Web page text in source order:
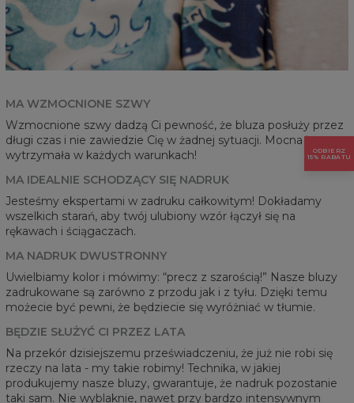
MA WZMOCNIONE SZWY
Wzmocnione szwy dadzą Ci pewność, że bluza posłuży przez
długi czas i nie zawiedzie Cię w żadnej sytuacji. Mocna i
wytrzymała w każdych warunkach!
MA IDEALNIE SCHODZĄCY SIĘ NADRUK
Jesteśmy ekspertami w zadruku całkowitym! Dokładamy
wszelkich starań, aby twój ulubiony wzór łączył się na
rękawach i ściągaczach.
MA NADRUK DWUSTRONNY
Uwielbiamy kolor i mówimy: “precz z szarością!” Nasze bluzy
zadrukowane są zarówno z przodu jak i z tyłu. Dzięki temu
możecie być pewni, że będziecie się wyróżniać w tłumie.
BĘDZIE SŁUŻYĆ CI PRZEZ LATA
Na przekór dzisiejszemu przeświadczeniu, że już nie robi się
rzeczy na lata - my takie robimy! Technika, w jakiej
produkujemy nasze bluzy, gwarantuje, że nadruk pozostanie
taki sam. Nie wyblaknie, nawet przy bardzo intensywnym
ODBIERZ
15% RABATU